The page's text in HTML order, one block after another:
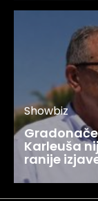
Showbiz
Karleuša
ranije